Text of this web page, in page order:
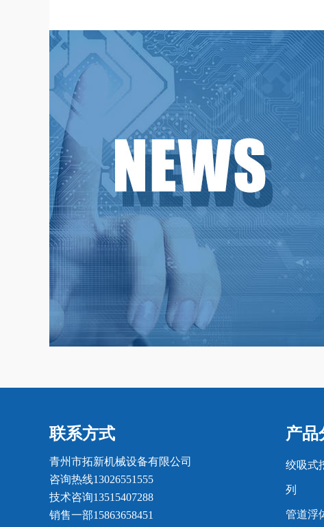
联系方式
青州市拓新机械设备有限公司
咨询热线13026551555
技术咨询13515407288
销售一部15863658451
产品
绞吸式
列
管道浮